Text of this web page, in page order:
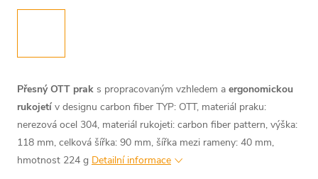
Přesný OTT prak s propracovaným vzhledem a ergonomickou
rukojetí v designu carbon fiber TYP: OTT, materiál praku:
nerezová ocel 304, materiál rukojeti: carbon fiber pattern, výška:
118 mm, celková šířka: 90 mm, šířka mezi rameny: 40 mm,
hmotnost 224 g Detailní informace